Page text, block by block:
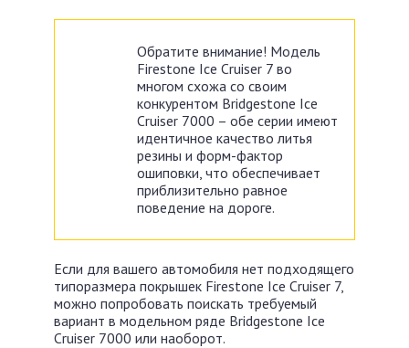
Обратите внимание! Модель
Firestone Ice Cruiser 7 во
многом схожа со своим
конкурентом Bridgestone Ice
Cruiser 7000 – обе серии имеют
идентичное качество литья
резины и форм-фактор
ошиповки, что обеспечивает
приблизительно равное
поведение на дороге.
Если для вашего автомобиля нет подходящего
типоразмера покрышек Firestone Ice Cruiser 7,
можно попробовать поискать требуемый
вариант в модельном ряде Bridgestone Ice
Cruiser 7000 или наоборот.